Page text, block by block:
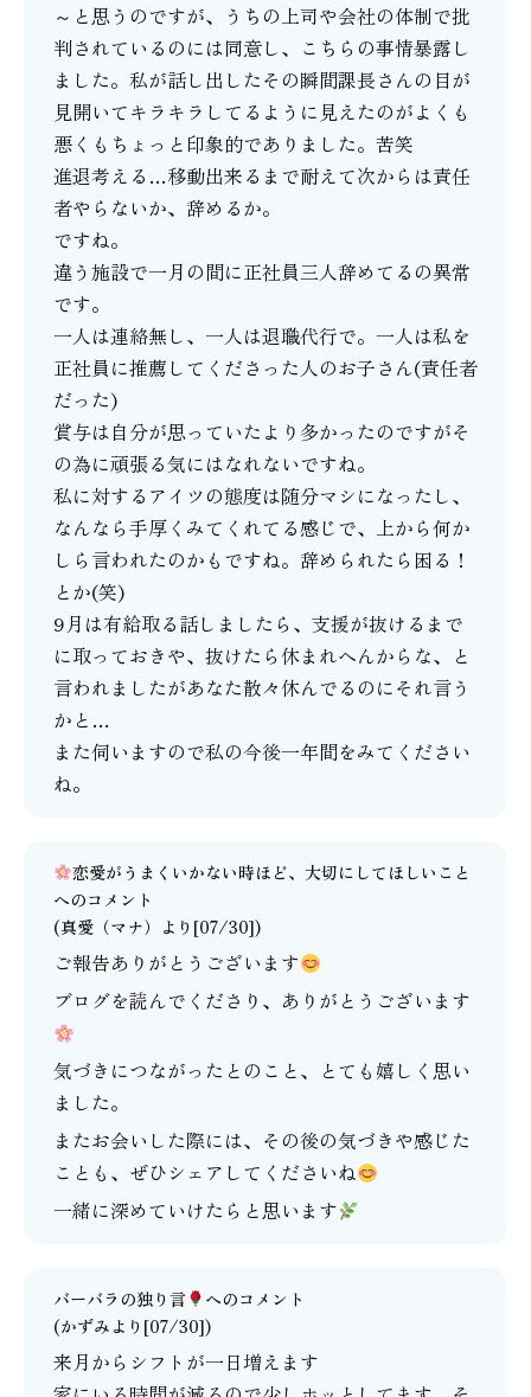
～と思うのですが、うちの上司や会社の体制で批
判されているのには同意し、こちらの事情暴露し
ました。私が話し出したその瞬間課長さんの目が
見開いてキラキラしてるように見えたのがよくも
悪くもちょっと印象的でありました。苦笑
進退考える…移動出来るまで耐えて次からは責任
者やらないか、辞めるか。
ですね。
違う施設で一月の間に正社員三人辞めてるの異常
です。
一人は連絡無し、一人は退職代行で。一人は私を
正社員に推薦してくださった人のお子さん(責任者
だった)
賞与は自分が思っていたより多かったのですがそ
の為に頑張る気にはなれないですね。
私に対するアイツの態度は随分マシになったし、
なんなら手厚くみてくれてる感じで、上から何か
しら言われたのかもですね。辞められたら困る！
とか(笑)
9月は有給取る話しましたら、支援が抜けるまで
に取っておきや、抜けたら休まれへんからな、と
言われましたがあなた散々休んでるのにそれ言う
かと…
また伺いますので私の今後一年間をみてください
ね。
恋愛がうまくいかない時ほど、大切にしてほしいこと
へのコメント
(真愛（マナ） より[07/30])
ご報告ありがとうございます
ブログを読んでくださり、ありがとうございます
気づきにつながったとのこと、とても嬉しく思い
ました。
またお会いした際には、その後の気づきや感じた
ことも、ぜひシェアしてくださいね
一緒に深めていけたらと思います
バーバラの独り言
へのコメント
(かずみより[07/30])
来月からシフトが一日増えます